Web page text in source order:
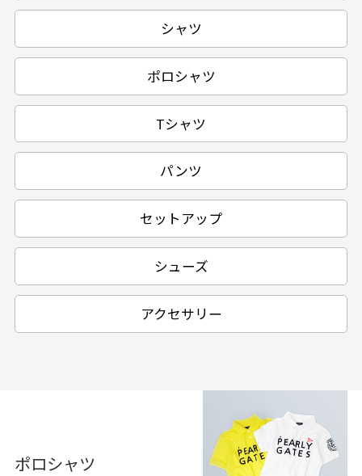
シャツ
ポロシャツ
Tシャツ
パンツ
セットアップ
シューズ
アクセサリー
ポロシャツ